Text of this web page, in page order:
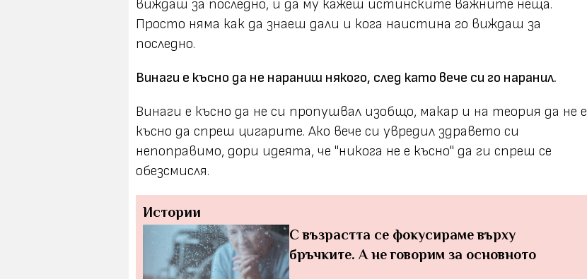
виждаш за последно, и да му кажеш истинските важните неща.
Просто няма как да знаеш дали и кога наистина го виждаш за
последно.
Винаги е късно да не нараниш някого, след като вече си го наранил.
Винаги е късно да не си пропушвал изобщо, макар и на теория да не е
късно да спреш цигарите. Ако вече си увредил здравето си
непоправимо, дори идеята, че "никога не е късно" да ги спреш се
обезсмисля.
Истории
С възрастта се фокусираме върху
бръчките. A не говорим за основното